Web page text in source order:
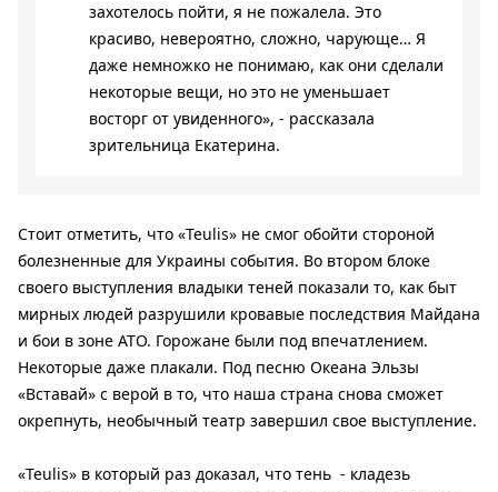
захотелось пойти, я не пожалела. Это
красиво, невероятно, сложно, чарующе… Я
даже немножко не понимаю, как они сделали
некоторые вещи, но это не уменьшает
восторг от увиденного», - рассказала
зрительница Екатерина.
Стоит отметить, что «Teulis» не смог обойти стороной
болезненные для Украины события. Во втором блоке
своего выступления владыки теней показали то, как быт
мирных людей разрушили кровавые последствия Майдана
и бои в зоне АТО. Горожане были под впечатлением.
Некоторые даже плакали. Под песню Океана Эльзы
«Вставай» с верой в то, что наша страна снова сможет
окрепнуть, необычный театр завершил свое выступление.
«Teulis» в который раз доказал, что тень - кладезь